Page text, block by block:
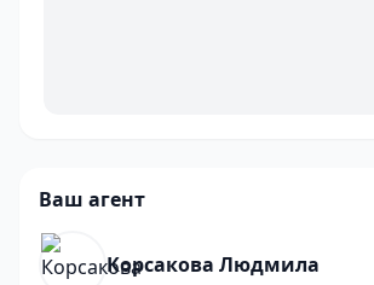
Ваш агент
Корсакова Людмила